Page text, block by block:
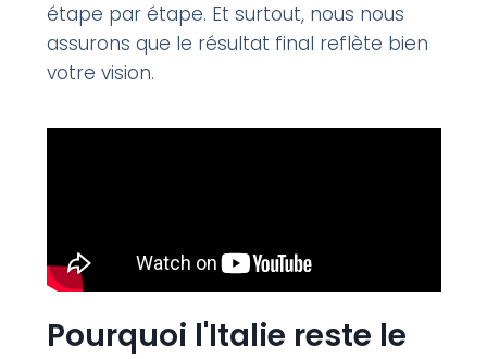
étape par étape. Et surtout, nous nous
assurons que le résultat final reflète bien
votre vision.
Pourquoi l'Italie reste le